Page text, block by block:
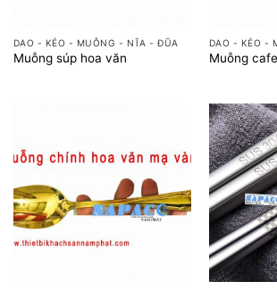
DAO - KÉO - MUỖNG - NĨA - ĐŨA
Muỗng súp hoa văn
DAO - KÉO -
Muỗng